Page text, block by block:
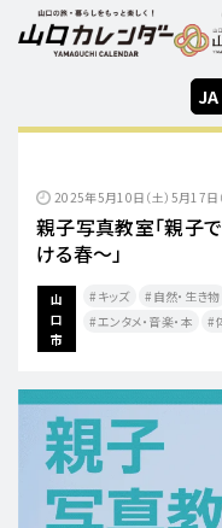
JA
2025年5月10日（土）5月17日（
親子写真教室「親子
ける春～」
山
口
市
キッズ 自然・生き物
エンタメ・音楽・本